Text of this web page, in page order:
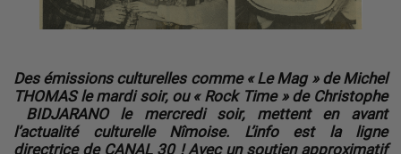
Des émissions culturelles comme « Le Mag » de Michel
THOMAS le mardi soir, ou « Rock Time » de Christophe
BIDJARANO le mercredi soir, mettent en avant
l’actualité culturelle Nîmoise. L’info est la ligne
directrice de CANAL 30 ! Avec un soutien approximatif